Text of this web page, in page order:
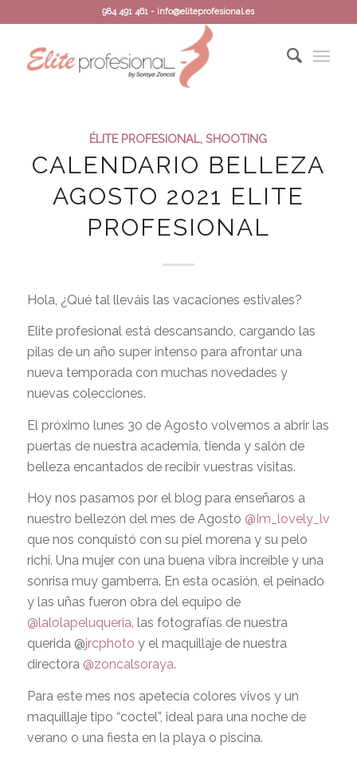
984 491 461 - info@eliteprofesional.es
ÉLITE PROFESIONAL,SHOOTING
CALENDARIO BELLEZA
AGOSTO 2021 ELITE
PROFESIONAL
Hola, ¿Qué tal lleváis las vacaciones estivales?
Elite profesional está descansando, cargando las
pilas de un año super intenso para afrontar una
nueva temporada con muchas novedades y
nuevas colecciones.
El próximo lunes 30 de Agosto volvemos a abrir las
puertas de nuestra academia, tienda y salón de
belleza encantados de recibir vuestras visitas.
Hoy nos pasamos por el blog para enseñaros a
nuestro bellezón del mes de Agosto @Im_lovely_lv
que nos conquistó con su piel morena y su pelo
richi. Una mujer con una buena vibra increíble y una
sonrisa muy gamberra. En esta ocasión, el peinado
y las uñas fueron obra del equipo de
@lalolapeluqueria, las fotografías de nuestra
querida @jrcphoto y el maquillaje de nuestra
directora @zoncalsoraya.
Para este mes nos apetecía colores vivos y un
maquillaje tipo “coctel”, ideal para una noche de
verano o una fiesta en la playa o piscina.